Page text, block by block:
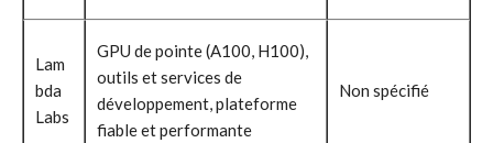
Lam
bda
Labs
GPU de pointe (A100, H100),
outils et services de
développement, plateforme
fiable et performante
Non spécifié